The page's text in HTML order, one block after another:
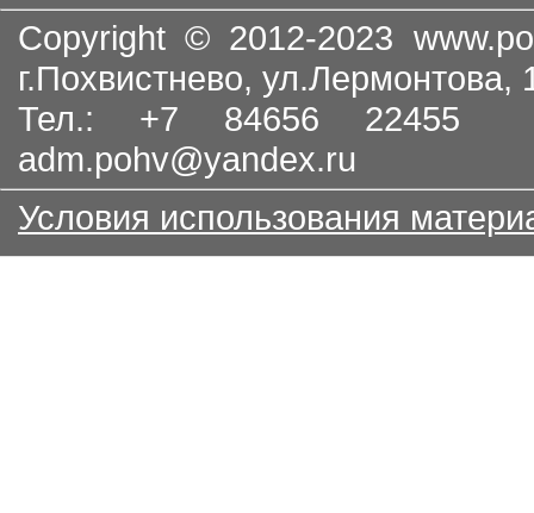
Copyright © 2012-2023
г.Похвистнево, ул.Лермонтова,
Тел.: +7 84656
adm.pohv@yandex.ru
Условия использования